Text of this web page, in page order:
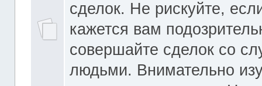
сделок. Не рискуйте,
кажется вам
совершайте сделок со
людьми. Внимательно